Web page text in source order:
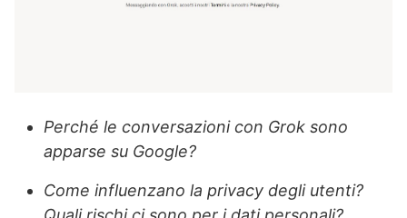
Perché le conversazioni con Grok sono
apparse su Google?
Come influenzano la privacy degli utenti?